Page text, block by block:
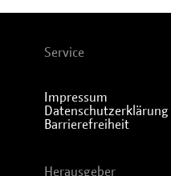
Service
Impressum
Datenschutzerklärung
Barrierefreiheit
Herausgeber